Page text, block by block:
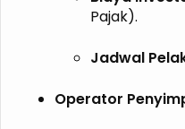
Pajak).
Jadwal
Operator